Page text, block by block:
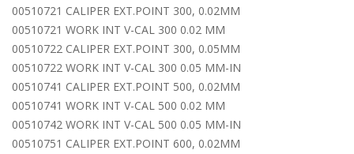
00510721 CALIPER EXT.POINT 300, 0.02MM
00510721 WORK INT V-CAL 300 0.02 MM
00510722 CALIPER EXT.POINT 300, 0.05MM
00510722 WORK INT V-CAL 300 0.05 MM-IN
00510741 CALIPER EXT.POINT 500, 0.02MM
00510741 WORK INT V-CAL 500 0.02 MM
00510742 WORK INT V-CAL 500 0.05 MM-IN
00510751 CALIPER EXT.POINT 600, 0.02MM